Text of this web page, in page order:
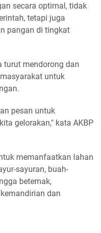
secara optimal, tidak
tetapi juga
pangan di tingkat
turut mendorong dan
untuk
pesan untuk
gelorakan," kata AKBP
memanfaatkan lahan
sayuran, buah-
beternak,
dan